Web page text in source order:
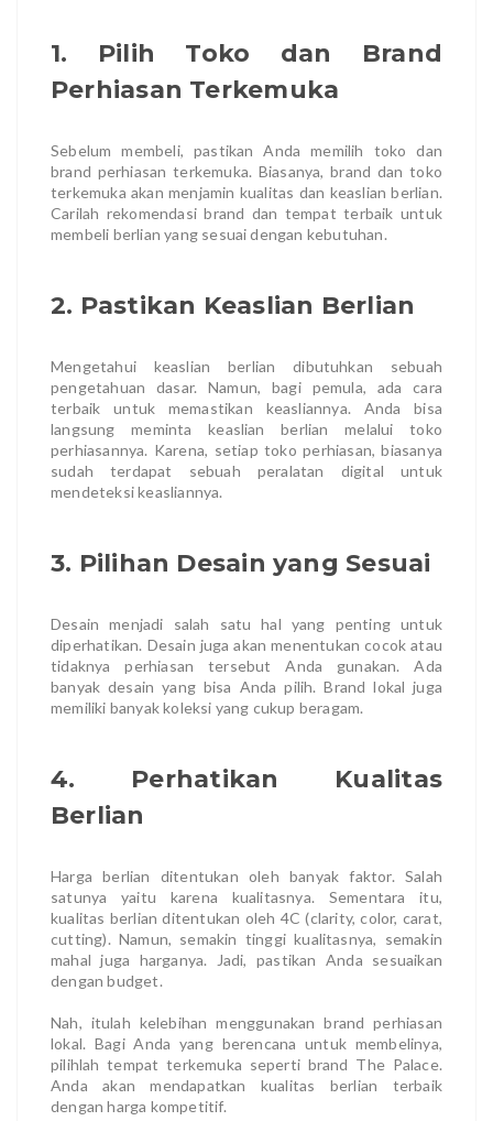
1. Pilih Toko dan Brand
Perhiasan Terkemuka
Sebelum membeli, pastikan Anda memilih toko dan
brand perhiasan terkemuka. Biasanya, brand dan toko
terkemuka akan menjamin kualitas dan keaslian berlian.
Carilah rekomendasi brand dan tempat terbaik untuk
membeli berlian yang sesuai dengan kebutuhan.
2. Pastikan Keaslian Berlian
Mengetahui keaslian berlian dibutuhkan sebuah
pengetahuan dasar. Namun, bagi pemula, ada cara
terbaik untuk memastikan keasliannya. Anda bisa
langsung meminta keaslian berlian melalui toko
perhiasannya. Karena, setiap toko perhiasan, biasanya
sudah terdapat sebuah peralatan digital untuk
mendeteksi keasliannya.
3. Pilihan Desain yang Sesuai
Desain menjadi salah satu hal yang penting untuk
diperhatikan. Desain juga akan menentukan cocok atau
tidaknya perhiasan tersebut Anda gunakan. Ada
banyak desain yang bisa Anda pilih. Brand lokal juga
memiliki banyak koleksi yang cukup beragam.
4. Perhatikan Kualitas
Berlian
Harga berlian ditentukan oleh banyak faktor. Salah
satunya yaitu karena kualitasnya. Sementara itu,
kualitas berlian ditentukan oleh 4C (clarity, color, carat,
cutting). Namun, semakin tinggi kualitasnya, semakin
mahal juga harganya. Jadi, pastikan Anda sesuaikan
dengan budget.
Nah, itulah kelebihan menggunakan brand perhiasan
lokal. Bagi Anda yang berencana untuk membelinya,
pilihlah tempat terkemuka seperti brand The Palace.
Anda akan mendapatkan kualitas berlian terbaik
dengan harga kompetitif.